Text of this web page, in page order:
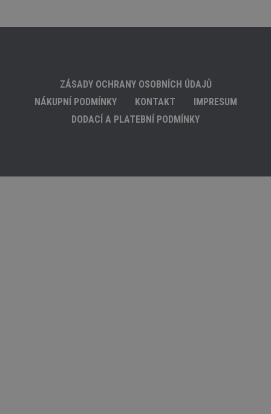
ZÁSADY OCHRANY OSOBNÍCH ÚDAJŮ
NÁKUPNÍ PODMÍNKY
KONTAKT
IMPRESUM
DODACÍ A PLATEBNÍ PODMÍNKY